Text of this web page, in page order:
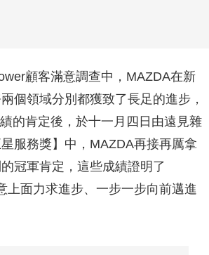
顧客滿意調查中，MAZDA在新
個領域分別都獲致了長足的進步，
的肯定後，於十一月四日由遠見雜
服務獎】中，MAZDA再接再厲拿
冠軍肯定，這些成績證明了
上面力求進步、一步一步向前邁進